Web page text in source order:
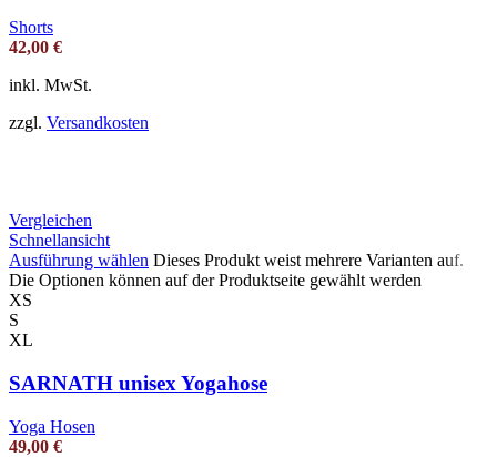
Shorts
42,00 €
inkl. MwSt.
zzgl. Versandkosten
Vergleichen
Schnellansicht
Ausführung wählen Dieses Produkt weist mehrere Varianten auf.
Die Optionen können auf der Produktseite gewählt werden
XS
S
XL
SARNATH unisex Yogahose
Yoga Hosen
49,00 €